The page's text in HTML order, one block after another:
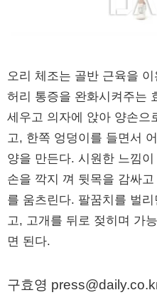
오리 체조는 골반 근육을
허리 통증을 완화시켜주는
세우고 의자에 앉아 양손으
고, 한쪽 엉덩이를 들면서
양을 만든다. 시원한 느낌
손을 깍지 껴 뒷목을 감싸
를 움츠린다. 팔꿈치를 벌
고, 고개를 뒤로 젖히며 가
면 된다.
구효영